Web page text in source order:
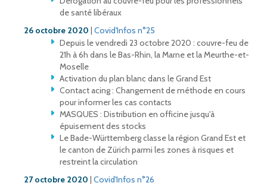
de santé libéraux
26 octobre 2020 | Covid'Infos n°25
Depuis le vendredi 23 octobre 2020 : couvre-feu de
21h à 6h dans le Bas-Rhin, la Marne et la Meurthe-et-
Moselle
Activation du plan blanc dans le Grand Est
Contact acing : Changement de méthode en cours
pour informer les cas contacts
MASQUES : Distribution en officine jusqu'à
épuisement des stocks
Le Bade-Württemberg classe la région Grand Est et
le canton de Zürich parmi les zones à risques et
restreint la circulation
27 octobre 2020 | Covid'Infos n°26